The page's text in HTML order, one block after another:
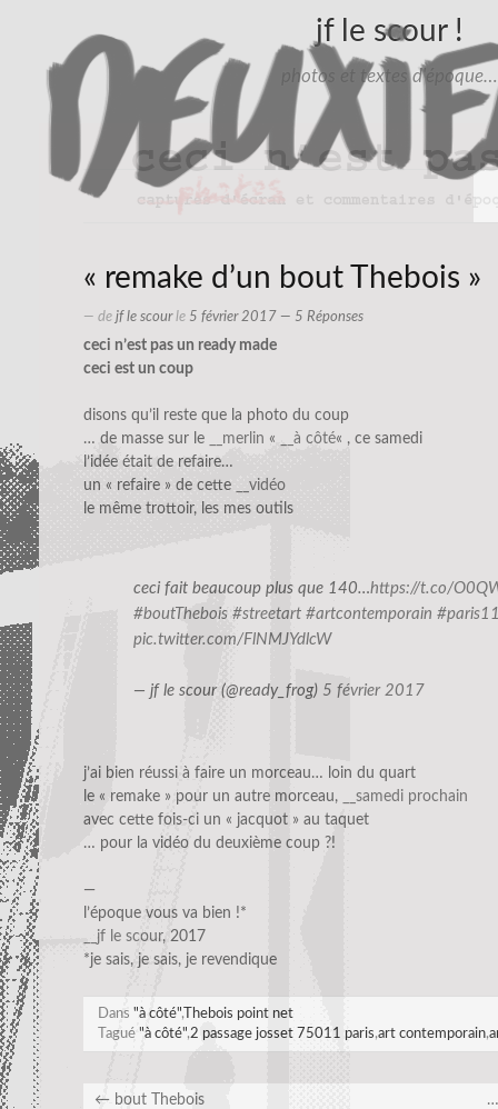
jf le scour !
photos et textes d'époque…
« remake d’un bout Thebois »
— de jf le scourle 5 février 2017 — 5 Réponses
ceci n’est pas un ready made
ceci est un coup
disons qu’il reste que la photo du coup
… de masse sur le
__merlin « __à côté« , ce samedi
l’idée était de refaire…
un « refaire » de cette
__vidéo
le même trottoir, les mes outils
ceci fait beaucoup plus que 140…https://t.co/
#boutThebois #streetart #artcontemporain
pic.twitter.com/FlNMJYdlcW
— jf le scour (@ready_frog) 5 février 2017
j’ai bien réussi à faire un morceau… loin du quart
le « remake » pour un autre morceau,
__samedi prochain
avec cette fois-ci un « jacquot » au taquet
… pour la vidéo du deuxième coup ?!
—
l’époque vous va bien !*
__jf le scour, 2017
*je sais, je sais, je revendique
Dans "à côté",Thebois point net
Tagué "à côté",2 passage josset 75011 paris,art contemporain,
← bout Thebois